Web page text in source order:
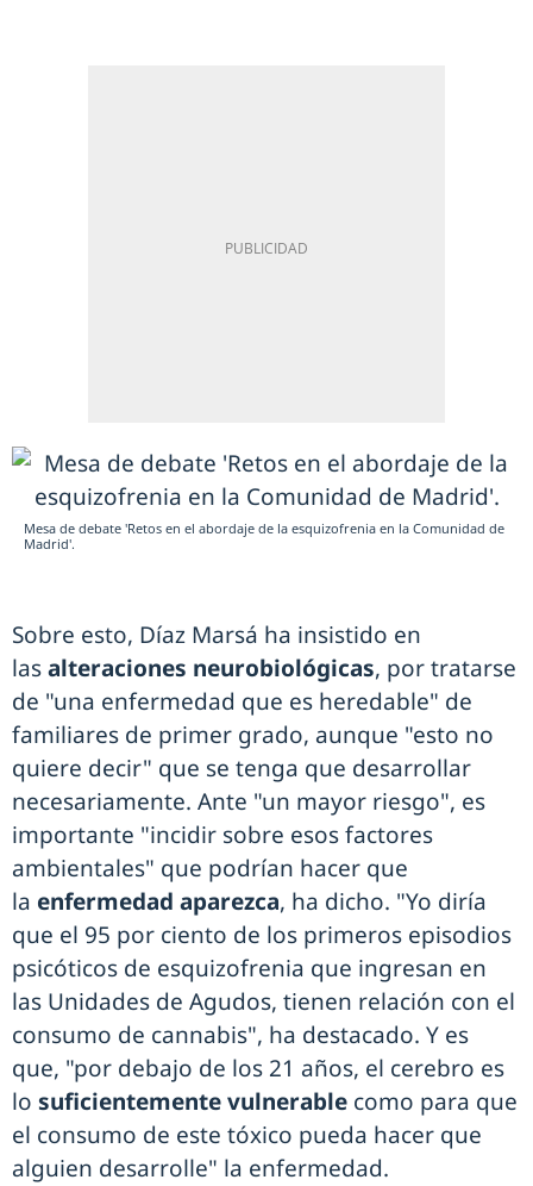
Mesa de debate 'Retos en el abordaje de la esquizofrenia en la Comunidad de
Madrid'.
Sobre esto, Díaz Marsá ha insistido en
lasalteraciones neurobiológicas, por tratarse
de "una enfermedad que es heredable" de
familiares de primer grado, aunque "esto no
quiere decir" que se tenga que desarrollar
necesariamente. Ante "un mayor riesgo", es
importante "incidir sobre esos factores
ambientales" que podrían hacer que
la enfermedad aparezca, ha dicho. "Yo diría
que el 95 por ciento de los primeros episodios
psicóticos de esquizofrenia que ingresan en
las Unidades de Agudos, tienen relación con el
consumo de cannabis", ha destacado. Y es
que, "por debajo de los 21 años, el cerebro es
lo suficientemente vulnerable como para que
el consumo de este tóxico pueda hacer que
alguien desarrolle" la enfermedad.